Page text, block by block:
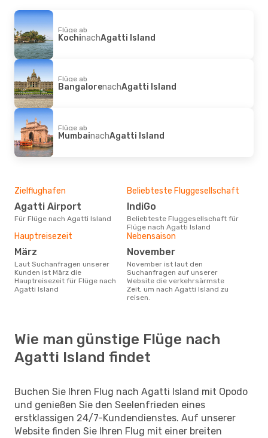
Flüge ab
KochinachAgatti Island
Flüge ab
BangalorenachAgatti Island
Flüge ab
MumbainachAgatti Island
Zielflughafen
Agatti Airport
Für Flüge nach Agatti Island
Beliebteste Fluggesellschaft
IndiGo
Beliebteste Fluggesellschaft für
Flüge nach Agatti Island
Hauptreisezeit
März
Laut Suchanfragen unserer
Kunden ist März die
Hauptreisezeit für Flüge nach
Agatti Island
Nebensaison
November
November ist laut den
Suchanfragen auf unserer
Website die verkehrsärmste
Zeit, um nach Agatti Island zu
reisen.
Wie man günstige Flüge nach
Agatti Island findet
Buchen Sie Ihren Flug nach Agatti Island mit Opodo
und genießen Sie den Seelenfrieden eines
erstklassigen 24/7-Kundendienstes. Auf unserer
Website finden Sie Ihren Flug mit einer breiten